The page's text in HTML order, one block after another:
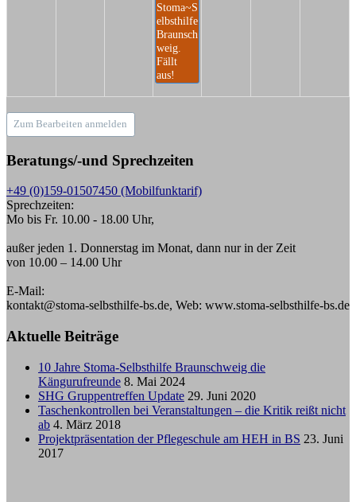
Stoma~S
elbsthilfe
Braunsch
weig.
Fällt
aus!
Zum Bearbeiten anmelden
Beratungs/-und Sprechzeiten
+49 (0)159-01507450 (Mobilfunktarif)
Sprechzeiten:
Mo bis Fr. 10.00 - 18.00 Uhr,
außer jeden 1. Donnerstag im Monat, dann nur in der Zeit
von 10.00 – 14.00 Uhr
E-Mail:
kontakt@stoma-selbsthilfe-bs.de, Web: www.stoma-selbsthilfe-bs.de
Aktuelle Beiträge
10 Jahre Stoma-Selbsthilfe Braunschweig die
Kängurufreunde 8. Mai 2024
SHG Gruppentreffen Update 29. Juni 2020
Taschenkontrollen bei Veranstaltungen – die Kritik reißt nicht
ab 4. März 2018
Projektpräsentation der Pflegeschule am HEH in BS 23. Juni
2017